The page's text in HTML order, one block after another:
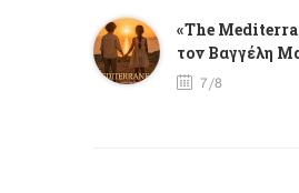
«The
τον Βαγγέλη
7/8